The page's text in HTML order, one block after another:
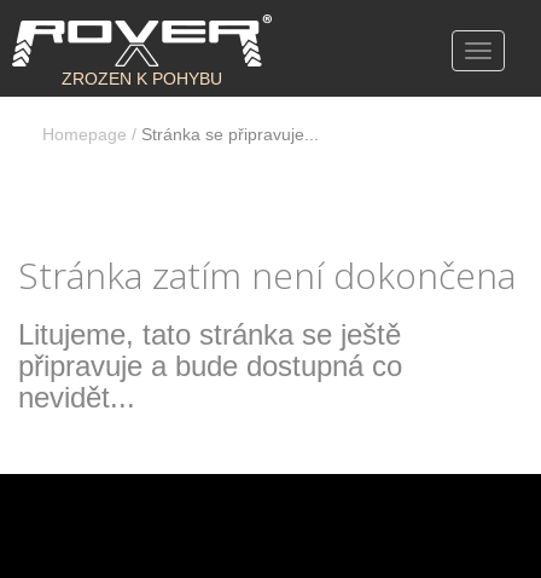
Toggle
ZROZEN K POHYBU
Homepage / Stránka se připravuje...
Stránka zatím není dokončena
Litujeme, tato stránka se ještě
připravuje a bude dostupná co
nevidět...